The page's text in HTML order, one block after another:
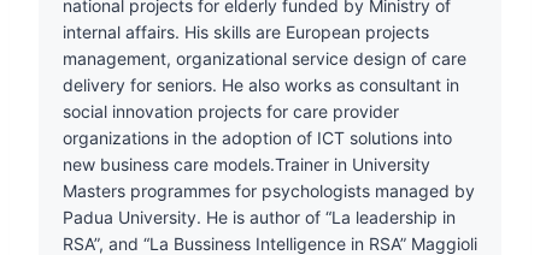
national projects for elderly funded by Ministry of
internal affairs. His skills are European projects
management, organizational service design of care
delivery for seniors. He also works as consultant in
social innovation projects for care provider
organizations in the adoption of ICT solutions into
new business care models.Trainer in University
Masters programmes for psychologists managed by
Padua University. He is author of “La leadership in
RSA”, and “La Bussiness Intelligence in RSA” Maggioli